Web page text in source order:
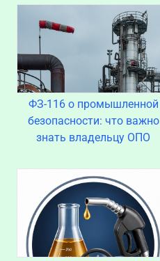
ФЗ-116 о промышленной
безопасности: что важно
знать владельцу ОПО